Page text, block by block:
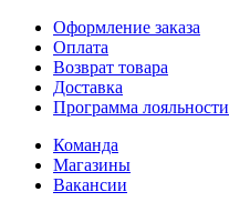
Оформление заказа
Оплата
Возврат товара
Доставка
Программа лояльности
Команда
Магазины
Вакансии